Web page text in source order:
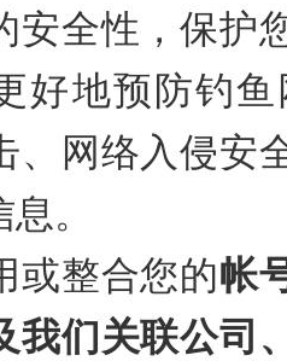
安全性，保护
好地预防钓
、网络入侵安
。
或整合您的帐
我们关联公司